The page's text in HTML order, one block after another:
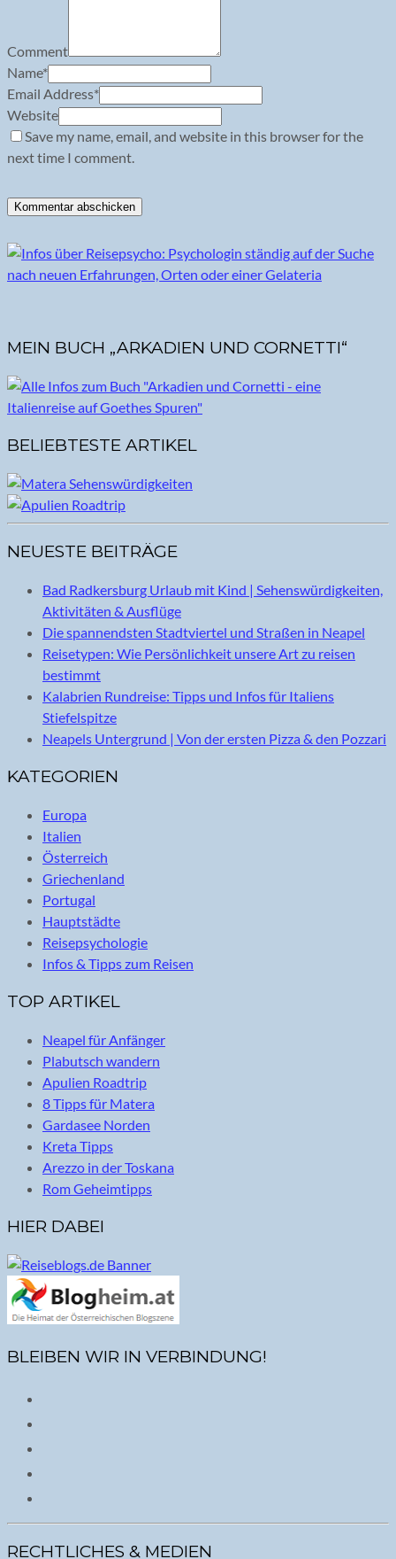
Comment
Name*
Email Address*
Website
Save my name, email, and website in this browser for the
next time I comment.
MEIN BUCH „ARKADIEN UND CORNETTI“
BELIEBTESTE ARTIKEL
NEUESTE BEITRÄGE
Bad Radkersburg Urlaub mit Kind | Sehenswürdigkeiten,
Aktivitäten & Ausflüge
Die spannendsten Stadtviertel und Straßen in Neapel
Reisetypen: Wie Persönlichkeit unsere Art zu reisen
bestimmt
Kalabrien Rundreise: Tipps und Infos für Italiens
Stiefelspitze
Neapels Untergrund | Von der ersten Pizza & den Pozzari
KATEGORIEN
Europa
Italien
Österreich
Griechenland
Portugal
Hauptstädte
Reisepsychologie
Infos & Tipps zum Reisen
TOP ARTIKEL
Neapel für Anfänger
Plabutsch wandern
Apulien Roadtrip
8 Tipps für Matera
Gardasee Norden
Kreta Tipps
Arezzo in der Toskana
Rom Geheimtipps
HIER DABEI
BLEIBEN WIR IN VERBINDUNG!
RECHTLICHES & MEDIEN